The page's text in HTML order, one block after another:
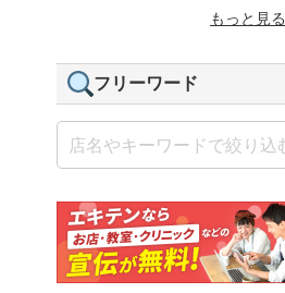
もっと見る
フリーワード